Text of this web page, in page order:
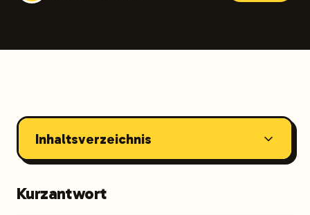
Inhaltsverzeichnis
Kurzantwort